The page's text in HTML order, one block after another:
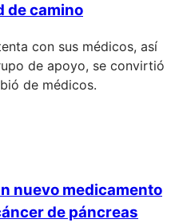
de camino
con sus médicos, así
de apoyo, se convirtió
de médicos.
nuevo medicamento
de páncreas